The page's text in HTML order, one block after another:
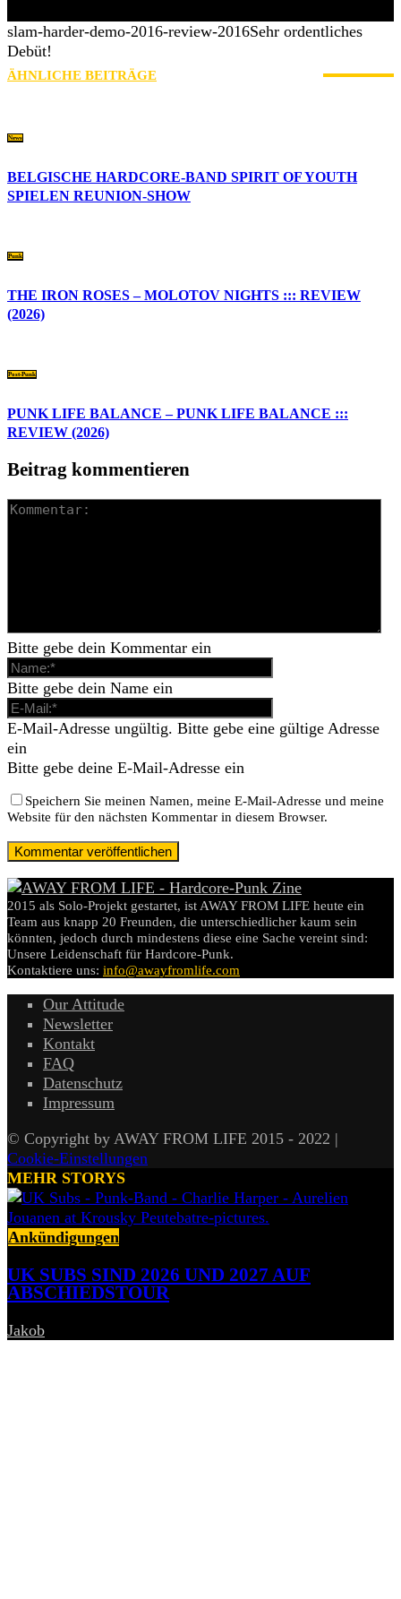
slam-harder-demo-2016-review-2016Sehr ordentliches
Debüt!
ÄHNLICHE BEITRÄGE
News
BELGISCHE HARDCORE-BAND SPIRIT OF YOUTH
SPIELEN REUNION-SHOW
Punk
THE IRON ROSES – MOLOTOV NIGHTS ::: REVIEW
(2026)
Post-Punk
PUNK LIFE BALANCE – PUNK LIFE BALANCE :::
REVIEW (2026)
Beitrag kommentieren
Bitte gebe dein Kommentar ein
Bitte gebe dein Name ein
E-Mail-Adresse ungültig. Bitte gebe eine gültige Adresse
ein
Bitte gebe deine E-Mail-Adresse ein
Speichern Sie meinen Namen, meine E-Mail-Adresse und meine
Website für den nächsten Kommentar in diesem Browser.
2015 als Solo-Projekt gestartet, ist AWAY FROM LIFE heute ein
Team aus knapp 20 Freunden, die unterschiedlicher kaum sein
könnten, jedoch durch mindestens diese eine Sache vereint sind:
Unsere Leidenschaft für Hardcore-Punk.
Kontaktiere uns: info@awayfromlife.com
Our Attitude
Newsletter
Kontakt
FAQ
Datenschutz
Impressum
© Copyright by AWAY FROM LIFE 2015 - 2022 |
Cookie-Einstellungen
MEHR STORYS
Ankündigungen
UK SUBS SIND 2026 UND 2027 AUF
ABSCHIEDSTOUR
Jakob